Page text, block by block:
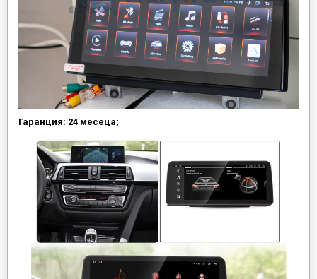
Гаранция: 24 месеца;